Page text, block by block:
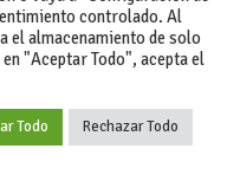
81 0 0
mejoras en la
controlado. Al
el almacenamiento de solo
"Aceptar Todo", acepta el
Todo Rechazar Todo